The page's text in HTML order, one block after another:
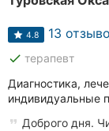
4.8 13
done терапевт
Диагностика,
индивидуальные
Доброго дня.